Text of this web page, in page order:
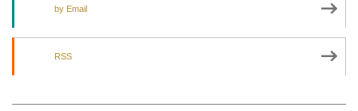
by Email
RSS